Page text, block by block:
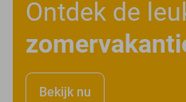
Ontdek de
Bekijk nu